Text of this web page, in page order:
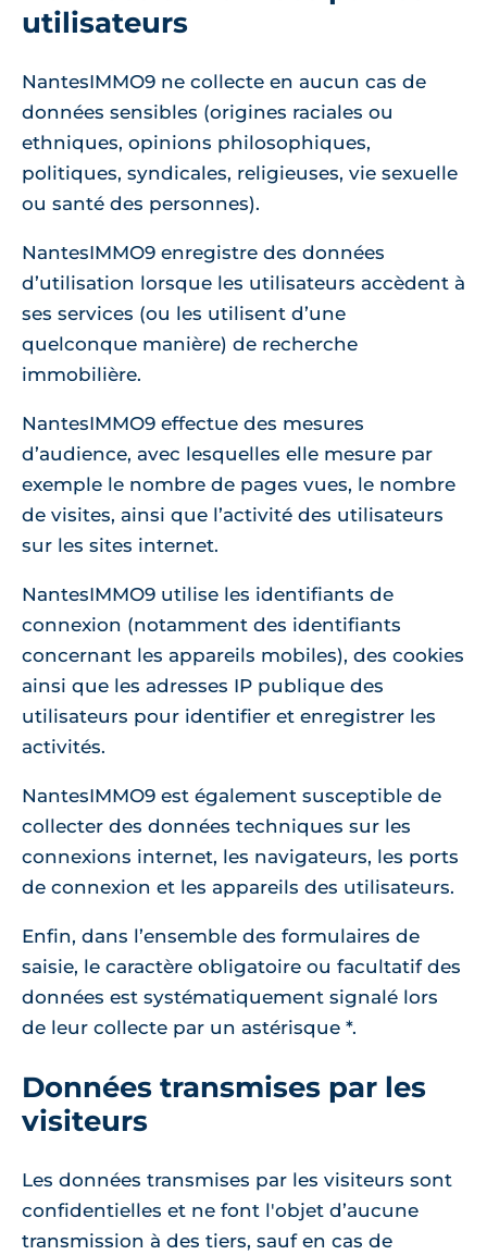
utilisateurs
NantesIMMO9 ne collecte en aucun cas de
données sensibles (origines raciales ou
ethniques, opinions philosophiques,
politiques, syndicales, religieuses, vie sexuelle
ou santé des personnes).
NantesIMMO9 enregistre des données
d’utilisation lorsque les utilisateurs accèdent à
ses services (ou les utilisent d’une
quelconque manière) de recherche
immobilière.
NantesIMMO9 effectue des mesures
d’audience, avec lesquelles elle mesure par
exemple le nombre de pages vues, le nombre
de visites, ainsi que l’activité des utilisateurs
sur les sites internet.
NantesIMMO9 utilise les identifiants de
connexion (notamment des identifiants
concernant les appareils mobiles), des cookies
ainsi que les adresses IP publique des
utilisateurs pour identifier et enregistrer les
activités.
NantesIMMO9 est également susceptible de
collecter des données techniques sur les
connexions internet, les navigateurs, les ports
de connexion et les appareils des utilisateurs.
Enfin, dans l’ensemble des formulaires de
saisie, le caractère obligatoire ou facultatif des
données est systématiquement signalé lors
de leur collecte par un astérisque *.
Données transmises par les
visiteurs
Les données transmises par les visiteurs sont
confidentielles et ne font l'objet d’aucune
transmission à des tiers, sauf en cas de